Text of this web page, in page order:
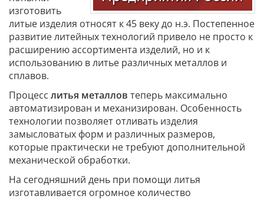
изготовить
литые изделия относят к 45 веку до н.э. Постепенное
развитие литейных технологий привело не просто к
расширению ассортимента изделий, но и к
использованию в литье различных металлов и
сплавов.
Процесс литья металлов теперь максимально
автоматизирован и механизирован. Особенность
технологии позволяет отливать изделия
замысловатых форм и различных размеров,
которые практически не требуют дополнительной
механической обработки.
На сегодняшний день при помощи литья
изготавливается огромное количество